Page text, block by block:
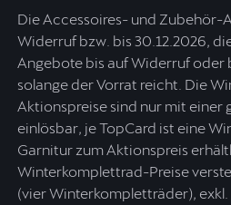
Die Accessoires- und Zubehör-
Widerruf bzw. bis 30.12.2026,
Angebote bis auf Widerruf oder
solange der Vorrat reicht. Die
Aktionspreise sind nur mit einer
einlösbar, je TopCard ist eine
Garnitur zum Aktionspreis
Winterkomplettrad-Preise
(vier Winterkompletträder),